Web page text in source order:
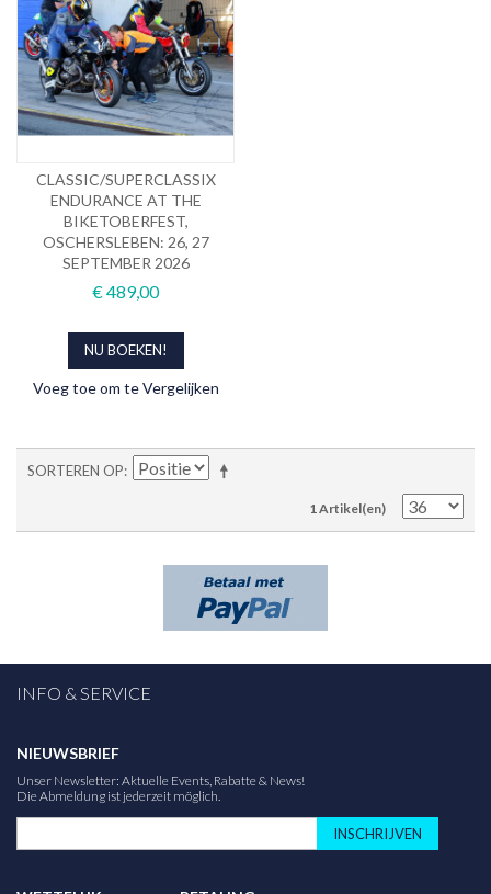
CLASSIC/SUPERCLASSIX
ENDURANCE AT THE
BIKETOBERFEST,
OSCHERSLEBEN: 26, 27
SEPTEMBER 2026
€ 489,00
NU BOEKEN!
Voeg toe om te Vergelijken
SORTEREN OP
1 Artikel(en)
INFO & SERVICE
NIEUWSBRIEF
Unser Newsletter: Aktuelle Events, Rabatte & News!
Die Abmeldung ist jederzeit möglich.
INSCHRIJVEN